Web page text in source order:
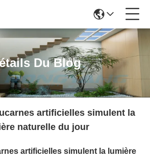
Du Blog
artificielles simulent la
naturelle du jour
artificielles simulent la lumière